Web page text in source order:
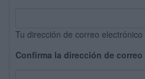
Tu dirección de correo
Confirma la dirección de